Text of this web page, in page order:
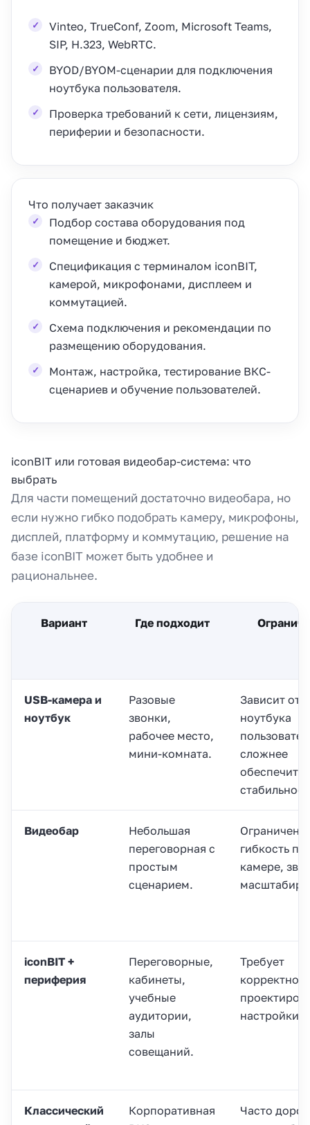
Vinteo, TrueConf, Zoom, Microsoft Teams,
SIP, H.323, WebRTC.
BYOD/BYOM-сценарии для подключения
ноутбука пользователя.
Проверка требований к сети, лицензиям,
периферии и безопасности.
Что получает заказчик
Подбор состава оборудования под
помещение и бюджет.
Спецификация с терминалом iconBIT,
камерой, микрофонами, дисплеем и
коммутацией.
Схема подключения и рекомендации по
размещению оборудования.
Монтаж, настройка, тестирование ВКС-
сценариев и обучение пользователей.
iconBIT или готовая видеобар-система: что
выбрать
Для части помещений достаточно видеобара, но
если нужно гибко подобрать камеру, микрофоны,
дисплей, платформу и коммутацию, решение на
базе iconBIT может быть удобнее и
рациональнее.
Вариант Где подходит
USB-камера и
ноутбук
Разовые
звонки,
рабочее место,
мини-комната.
Зависит от
ноутбука
сложнее
обеспечить
Видеобар
Небольшая
переговорная с
простым
сценарием.
гибкость по
камере,
iconBIT +
периферия
Переговорные,
кабинеты,
учебные
аудитории,
залы
совещаний.
Требует
корректного
настройки.
Классический
Корпоративная
Часто